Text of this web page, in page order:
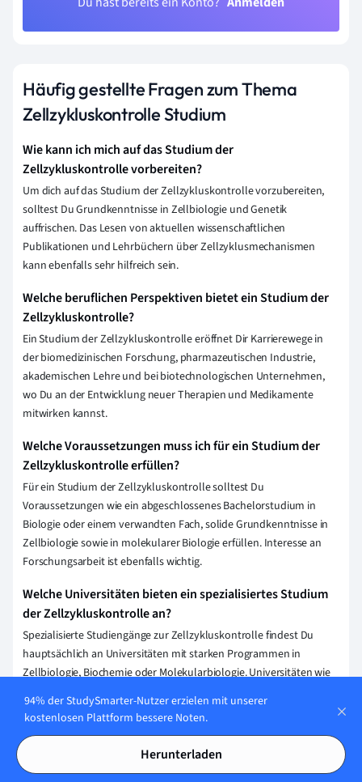
Häufig gestellte Fragen zum Thema
Zellzykluskontrolle Studium
Wie kann ich mich auf das Studium der
Zellzykluskontrolle vorbereiten?
Um dich auf das Studium der Zellzykluskontrolle vorzubereiten,
solltest Du Grundkenntnisse in Zellbiologie und Genetik
auffrischen. Das Lesen von aktuellen wissenschaftlichen
Publikationen und Lehrbüchern über Zellzyklusmechanismen
kann ebenfalls sehr hilfreich sein.
Welche beruflichen Perspektiven bietet ein Studium der
Zellzykluskontrolle?
Ein Studium der Zellzykluskontrolle eröffnet Dir Karrierewege in
der biomedizinischen Forschung, pharmazeutischen Industrie,
akademischen Lehre und bei biotechnologischen Unternehmen,
wo Du an der Entwicklung neuer Therapien und Medikamente
mitwirken kannst.
Welche Voraussetzungen muss ich für ein Studium der
Zellzykluskontrolle erfüllen?
Für ein Studium der Zellzykluskontrolle solltest Du
Voraussetzungen wie ein abgeschlossenes Bachelorstudium in
Biologie oder einem verwandten Fach, solide Grundkenntnisse in
Zellbiologie sowie in molekularer Biologie erfüllen. Interesse an
Forschungsarbeit ist ebenfalls wichtig.
Welche Universitäten bieten ein spezialisiertes Studium
der Zellzykluskontrolle an?
Spezialisierte Studiengänge zur Zellzykluskontrolle findest Du
hauptsächlich an Universitäten mit starken Programmen in
Zellbiologie, Biochemie oder Molekularbiologie. Universitäten wie
Universität Heidelberg und das Max-Planck-Institut bieten oft
Was sind die Hauptinhalte eines Studiums der
94% der StudySmarter-Nutzer erzielen mit unserer
kostenlosen Plattform bessere Noten.
Herunterladen